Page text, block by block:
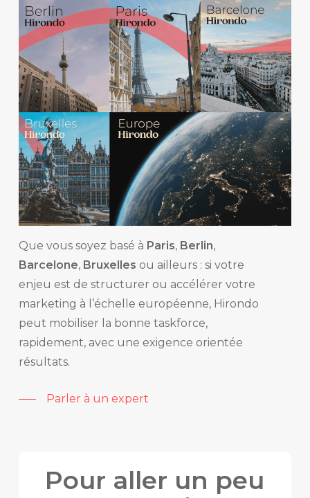
Que vous soyez basé à Paris, Berlin,
Barcelone, Bruxelles ou ailleurs : si votre
enjeu est de structurer ou accélérer votre
marketing à l’échelle européenne, Hirondo
peut mobiliser la bonne taskforce,
rapidement, avec une exigence orientée
résultats.
Parler à un expert
Pour aller un peu